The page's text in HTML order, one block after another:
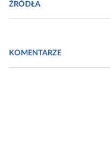
ŹRÓDŁA
KOMENTARZE